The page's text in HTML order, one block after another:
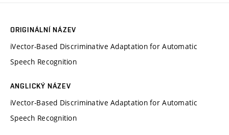
ORIGINÁLNÍ NÁZEV
iVector-Based Discriminative Adaptation for Automatic
Speech Recognition
ANGLICKÝ NÁZEV
iVector-Based Discriminative Adaptation for Automatic
Speech Recognition